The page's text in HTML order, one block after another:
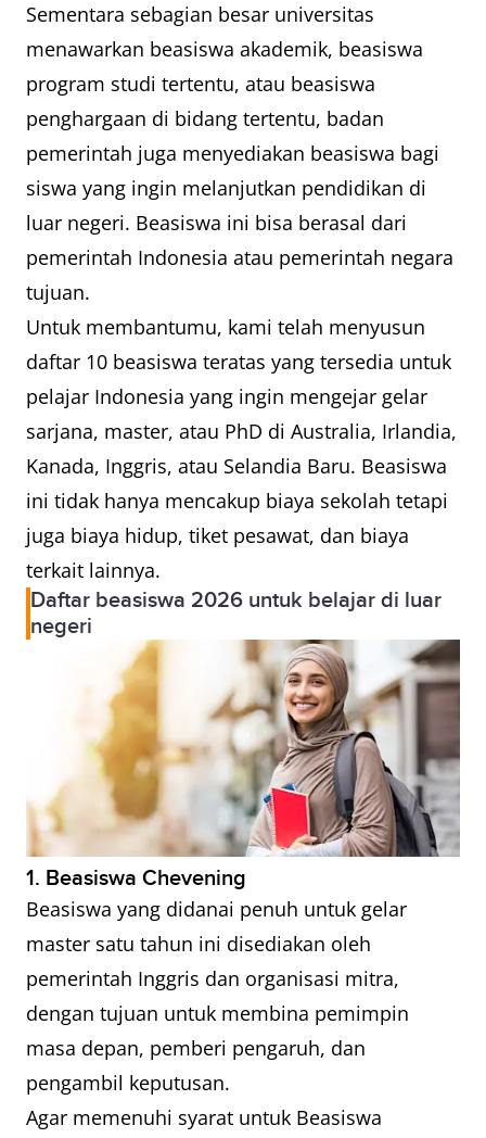
Sementara sebagian besar universitas
menawarkan beasiswa akademik, beasiswa
program studi tertentu, atau beasiswa
penghargaan di bidang tertentu, badan
pemerintah juga menyediakan beasiswa bagi
siswa yang ingin melanjutkan pendidikan di
luar negeri. Beasiswa ini bisa berasal dari
pemerintah Indonesia atau pemerintah negara
tujuan.
Untuk membantumu, kami telah menyusun
daftar 10 beasiswa teratas yang tersedia untuk
pelajar Indonesia yang ingin mengejar gelar
sarjana, master, atau PhD di Australia, Irlandia,
Kanada, Inggris, atau Selandia Baru. Beasiswa
ini tidak hanya mencakup biaya sekolah tetapi
juga biaya hidup, tiket pesawat, dan biaya
terkait lainnya.
Daftar beasiswa 2026 untuk belajar di luar
negeri
1. Beasiswa Chevening
Beasiswa yang didanai penuh untuk gelar
master satu tahun ini disediakan oleh
pemerintah Inggris dan organisasi mitra,
dengan tujuan untuk membina pemimpin
masa depan, pemberi pengaruh, dan
pengambil keputusan.
Agar memenuhi syarat untuk Beasiswa